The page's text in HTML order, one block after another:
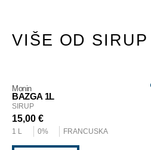
VIŠE OD SIRUP
Monin
BAZGA 1L
SIRUP
15,00 €
1 L 0% FRANCUSKA